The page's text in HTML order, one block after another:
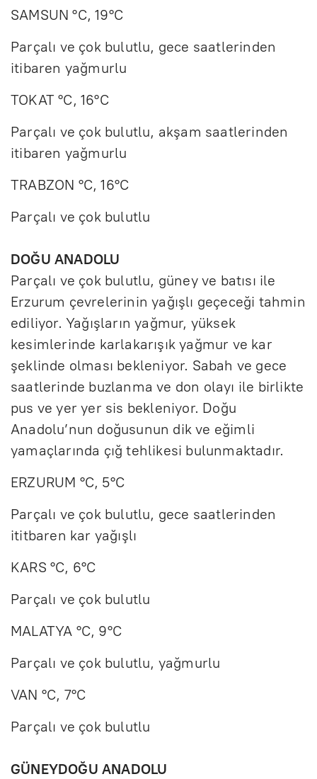
SAMSUN °C, 19°C
Parçalı ve çok bulutlu, gece saatlerinden
itibaren yağmurlu
TOKAT °C, 16°C
Parçalı ve çok bulutlu, akşam saatlerinden
itibaren yağmurlu
TRABZON °C, 16°C
Parçalı ve çok bulutlu
DOĞU ANADOLU
Parçalı ve çok bulutlu, güney ve batısı ile
Erzurum çevrelerinin yağışlı geçeceği tahmin
ediliyor. Yağışların yağmur, yüksek
kesimlerinde karlakarışık yağmur ve kar
şeklinde olması bekleniyor. Sabah ve gece
saatlerinde buzlanma ve don olayı ile birlikte
pus ve yer yer sis bekleniyor. Doğu
Anadolu’nun doğusunun dik ve eğimli
yamaçlarında çığ tehlikesi bulunmaktadır.
ERZURUM °C, 5°C
Parçalı ve çok bulutlu, gece saatlerinden
ititbaren kar yağışlı
KARS °C, 6°C
Parçalı ve çok bulutlu
MALATYA °C, 9°C
Parçalı ve çok bulutlu, yağmurlu
VAN °C, 7°C
Parçalı ve çok bulutlu
GÜNEYDOĞU ANADOLU